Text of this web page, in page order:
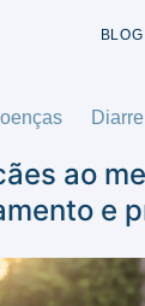
BLOG
ao
e